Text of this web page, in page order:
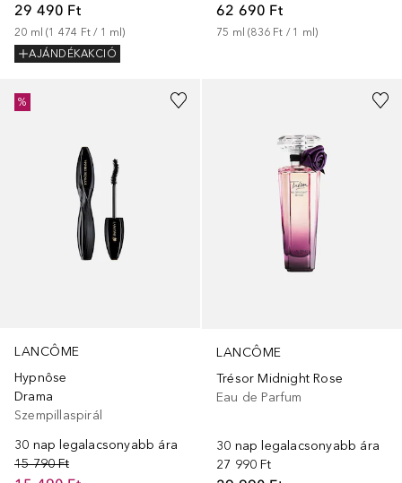
29 490 Ft
20 ml (1 474 Ft / 1 ml)
AJÁNDÉKAKCIÓ
62 690 Ft
75 ml (836 Ft / 1 ml)
LANCÔME
Hypnôse
Drama
Szempillaspirál
30 nap legalacsonyabb ára
15 790 Ft
%
LANCÔME
Trésor Midnight Rose
Eau de Parfum
30 nap legalacsonyabb ára
27 990 Ft